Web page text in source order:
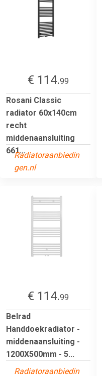
€ 114.99
Rosani Classic
radiator 60x140cm
recht
middenaansluiting
661...
Radiatoraanbiedin
gen.nl
€ 114.99
Belrad
Handdoekradiator -
middenaansluiting -
1200X500mm - 5...
Radiatoraanbiedin